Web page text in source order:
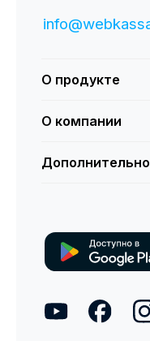
О продукте
О компании
Дополнительно